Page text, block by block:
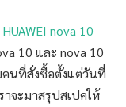
nova 10
10 และ nova 10
คนที่สั่งซื้อตั้งแต่วันที่
จะมาสรุปสเปคให้